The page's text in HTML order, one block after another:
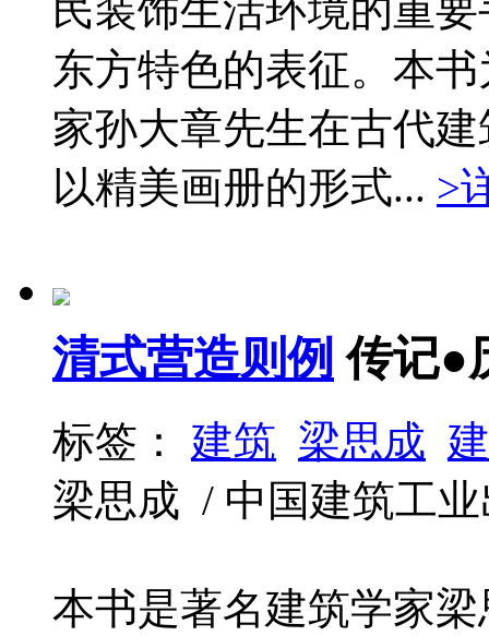
民装饰生活环境的重
东方特色的表征。本
家孙大章先生在古代
以精美画册的形式... >
清式营造则例 传记●
标签： 建筑 梁思成
梁思成 / 中国建筑工
本书是著名建筑学家